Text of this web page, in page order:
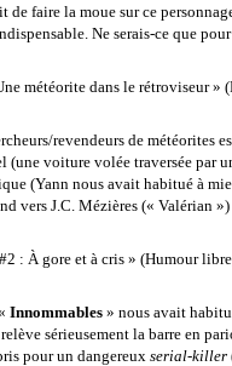
de faire la moue sur ce
Ne serais-ce que
météorite dans le rétroviseur »
revendeurs de
(une voiture volée traversée
(Yann nous avait habitué à
vers J.C. Mézières (« Valérian »)
: À gore et à cris » (Humour libre,
Innommables» nous avait
sérieusement la barre en
pour un dangereux serial-killer